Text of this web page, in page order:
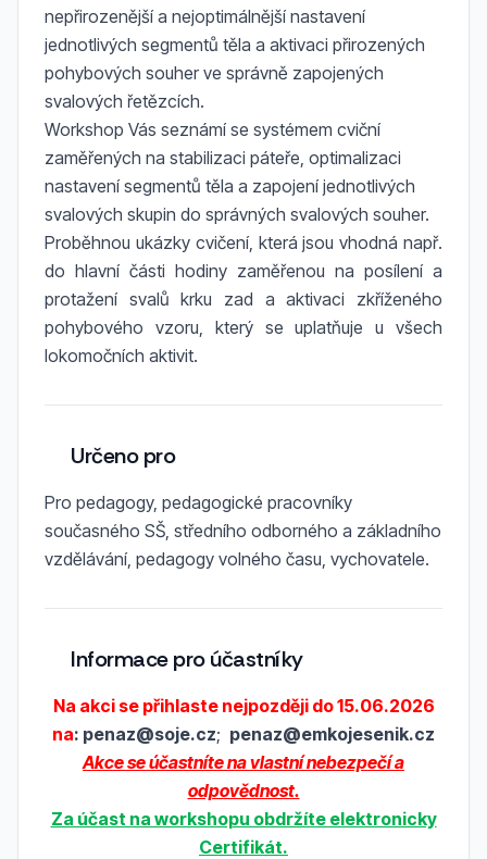
nepřirozenější a nejoptimálnější nastavení
jednotlivých segmentů těla a aktivaci přirozených
pohybových souher ve správně zapojených
svalových řetězcích.
Workshop Vás seznámí se systémem cviční
zaměřených na stabilizaci páteře, optimalizaci
nastavení segmentů těla a zapojení jednotlivých
svalových skupin do správných svalových souher.
Proběhnou ukázky cvičení, která jsou vhodná např.
do hlavní části hodiny zaměřenou na posílení a
protažení svalů krku zad a aktivaci zkříženého
pohybového vzoru, který se uplatňuje u všech
lokomočních aktivit.
Určeno pro
Pro pedagogy, pedagogické pracovníky
současného SŠ, středního odborného a základního
vzdělávání, pedagogy volného času, vychovatele.
Informace pro účastníky
Na akci se přihlaste nejpozději do 15.06.2026
na: penaz@soje.cz; penaz@emkojesenik.cz
Akce se účastníte na vlastní nebezpečí a
odpovědnost.
Za účast na workshopu obdržíte elektronicky
Certifikát.